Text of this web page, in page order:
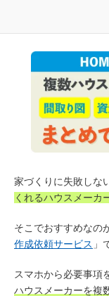
家づくりに失敗しな
くれるハウスメーカ
そこでおすすめなの
作成依頼サービス 」
スマホから必要事項
ハウスメーカーを複